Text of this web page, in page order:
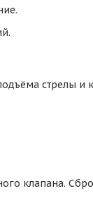
стрелы
клапана.